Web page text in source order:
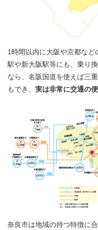
1時間以内に大阪や京都な
駅や新大阪駅等にも、乗り
なら、名阪国道を使えば三
もでき、 実は非常に交通の
奈良市は地域の持つ特徴に合